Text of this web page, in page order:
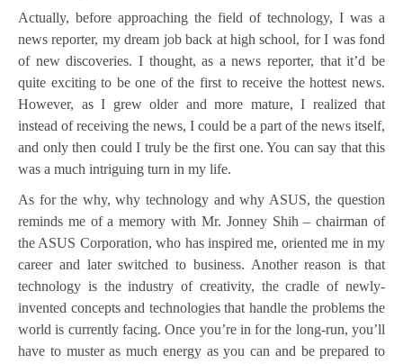
Actually, before approaching the field of technology, I was a
news reporter, my dream job back at high school, for I was fond
of new discoveries. I thought, as a news reporter, that it’d be
quite exciting to be one of the first to receive the hottest news.
However, as I grew older and more mature, I realized that
instead of receiving the news, I could be a part of the news itself,
and only then could I truly be the first one. You can say that this
was a much intriguing turn in my life.
As for the why, why technology and why ASUS, the question
reminds me of a memory with Mr. Jonney Shih – chairman of
the ASUS Corporation, who has inspired me, oriented me in my
career and later switched to business. Another reason is that
technology is the industry of creativity, the cradle of newly-
invented concepts and technologies that handle the problems the
world is currently facing. Once you’re in for the long-run, you’ll
have to muster as much energy as you can and be prepared to